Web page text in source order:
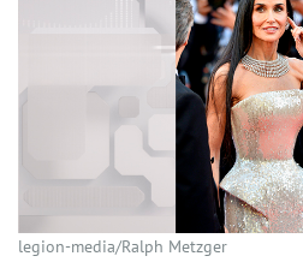
legion-media/Ralph Metzger